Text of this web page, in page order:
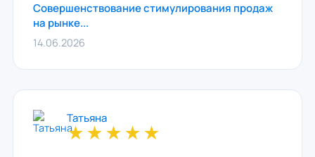
Совершенствование стимулирования продаж
на рынке...
14.06.2026
Татьяна
★★★★★